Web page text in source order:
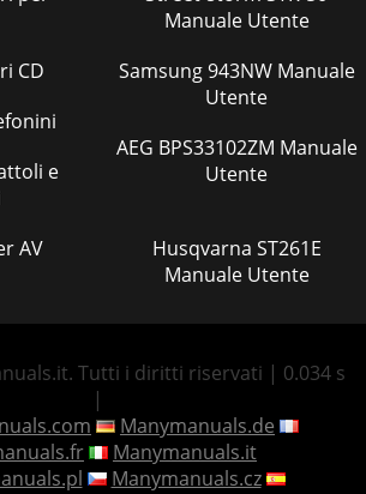
CD
e
AV
Manuale Utente
Samsung 943NW Manuale
Utente
AEG BPS33102ZM Manuale
Utente
Husqvarna ST261E
Manuale Utente
Tutti i diritti riservati | 0.034 s
|
Manymanuals.de
Manymanuals.it
Manymanuals.cz